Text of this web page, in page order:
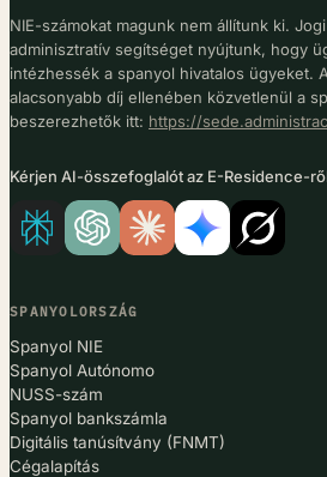
NIE-számokat magunk nem állítunk ki.
adminisztratív segítséget nyújtunk, hogy
intézhessék a spanyol hivatalos ügyeket.
alacsonyabb díj ellenében közvetlenül a
beszerezhetők itt: https://
Kérjen AI-összefoglalót az E-Residence-
SPANYOLORSZÁG
Spanyol NIE
Spanyol Autónomo
NUSS-szám
Spanyol bankszámla
Digitális tanúsítvány (FNMT)
Cégalapítás